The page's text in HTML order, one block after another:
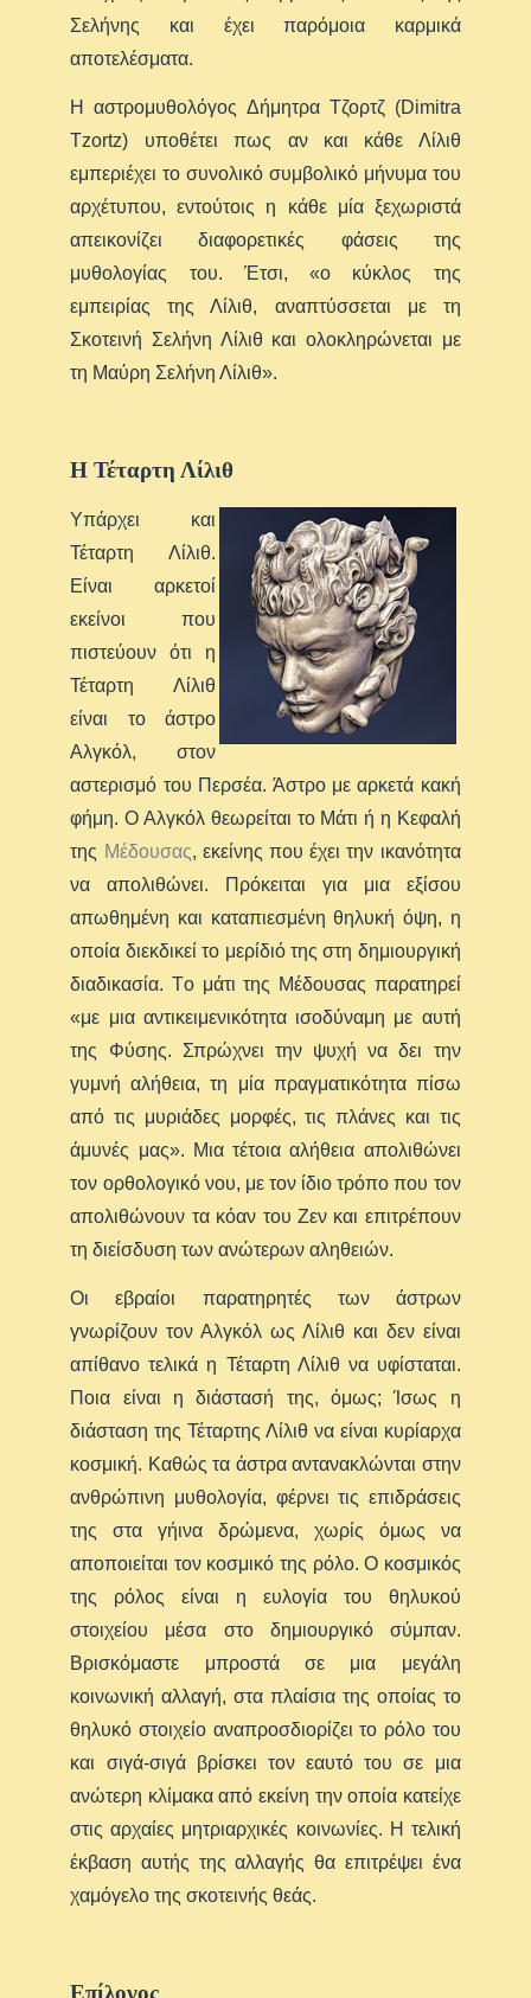
Σελήνης και έχει παρόμοια καρμικά
αποτελέσματα.
Η αστρομυθολόγος Δήμητρα Τζορτζ (Dimitra
Tzortz) υποθέτει πως αν και κάθε Λίλιθ
εμπεριέχει το συνολικό συμβολικό μήνυμα του
αρχέτυπου, εντούτοις η κάθε μία ξεχωριστά
απεικονίζει διαφορετικές φάσεις της
μυθολογίας του. Έτσι, «ο κύκλος της
εμπειρίας της Λίλιθ, αναπτύσσεται με τη
Σκοτεινή Σελήνη Λίλιθ και ολοκληρώνεται με
τη Μαύρη Σελήνη Λίλιθ».
Η Τέταρτη Λίλιθ
Υπάρχει και
Τέταρτη Λίλιθ.
Είναι αρκετοί
εκείνοι που
πιστεύουν ότι η
Τέταρτη Λίλιθ
είναι το άστρο
Αλγκόλ, στον
αστερισμό του Περσέα. Άστρο με αρκετά κακή
φήμη. Ο Αλγκόλ θεωρείται το Μάτι ή η Κεφαλή
της Μέδουσας, εκείνης που έχει την ικανότητα
να απολιθώνει. Πρόκειται για μια εξίσου
απωθημένη και καταπιεσμένη θηλυκή όψη, η
οποία διεκδικεί το μερίδιό της στη δημιουργική
διαδικασία. Τo μάτι της Μέδουσας παρατηρεί
«με μια αντικειμενικότητα ισοδύναμη με αυτή
της Φύσης. Σπρώχνει την ψυχή να δει την
γυμνή αλήθεια, τη μία πραγματικότητα πίσω
από τις μυριάδες μορφές, τις πλάνες και τις
άμυνές μας». Μια τέτοια αλήθεια απολιθώνει
τον ορθολογικό νου, με τον ίδιο τρόπο που τον
απολιθώνουν τα κόαν του Ζεν και επιτρέπουν
τη διείσδυση των ανώτερων αληθειών.
Οι εβραίοι παρατηρητές των άστρων
γνωρίζουν τον Αλγκόλ ως Λίλιθ και δεν είναι
απίθανο τελικά η Τέταρτη Λίλιθ να υφίσταται.
Ποια είναι η διάστασή της, όμως; Ίσως η
διάσταση της Τέταρτης Λίλιθ να είναι κυρίαρχα
κοσμική. Καθώς τα άστρα αντανακλώνται στην
ανθρώπινη μυθολογία, φέρνει τις επιδράσεις
της στα γήινα δρώμενα, χωρίς όμως να
αποποιείται τον κοσμικό της ρόλο. Ο κοσμικός
της ρόλος είναι η ευλογία του θηλυκού
στοιχείου μέσα στο δημιουργικό σύμπαν.
Βρισκόμαστε μπροστά σε μια μεγάλη
κοινωνική αλλαγή, στα πλαίσια της οποίας το
θηλυκό στοιχείο αναπροσδιορίζει το ρόλο του
και σιγά-σιγά βρίσκει τον εαυτό του σε μια
ανώτερη κλίμακα από εκείνη την οποία κατείχε
στις αρχαίες μητριαρχικές κοινωνίες. Η τελική
έκβαση αυτής της αλλαγής θα επιτρέψει ένα
χαμόγελο της σκοτεινής θεάς.
Επίλογος